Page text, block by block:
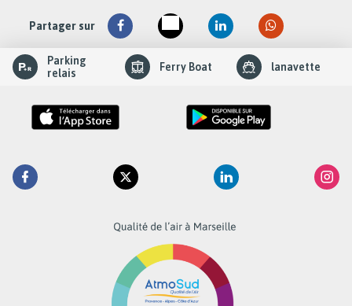
Partager sur
slider
element
Parking
relais
Ferry Boat lanavette
Retrouvez
laFacebook Twitter Linkedin